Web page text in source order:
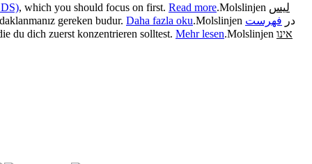
, which you should focus on first. Read more.Molslinjen ليس
gereken budur. Daha fazla oku. Molslinjen در فهرست
du dich zuerst konzentrieren solltest. Mehr lesen.Molslinjen אינו